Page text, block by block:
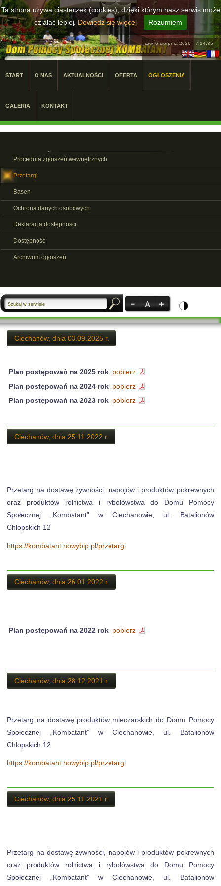
Ta strona używa ciasteczek (cookies), dzięki którym nasz serwis może
działać lepiej.Dowiedz się więcej Rozumiem
START O NAS AKTUALNOŚCI OFERTA OGŁOSZENIA
GALERIA KONTAKT
czw, 6 sierpnia 2026 | 7:14:35
Procedura zgłoszeń wewnętrznych
Przetargi
Basen
Ochrona danych osobowych
Deklaracja dostępności
Dostępność
Archiwum ogłoszeń
Ciechanów, dnia 03.09.2025 r.
Plan postępowań na 2025 rok pobierz
Plan postępowań na 2024 rok pobierz
Plan postępowań na 2023 rok pobierz
Ciechanów, dnia 25.11.2022 r.
Przetarg na dostawę żywności, napojów i produktów pokrewnych
oraz produktów rolnictwa i rybołówstwa do Domu Pomocy
Społecznej „Kombatant” w Ciechanowie, ul. Batalionów
Chłopskich 12
https://kombatant.nowybip.pl/przetargi
Ciechanów, dnia 26.01.2022 r.
Plan postępowań na 2022 rok pobierz
Ciechanów, dnia 28.12.2021 r.
Przetarg na dostawę produktów mleczarskich do Domu Pomocy
Społecznej „Kombatant” w Ciechanowie, ul. Batalionów
Chłopskich 12
https://kombatant.nowybip.pl/przetargi
Ciechanów, dnia 25.11.2021 r.
Przetarg na dostawę żywności, napojów i produktów pokrewnych
oraz produktów rolnictwa i rybołówstwa do Domu Pomocy
Społecznej „Kombatant” w Ciechanowie, ul. Batalionów